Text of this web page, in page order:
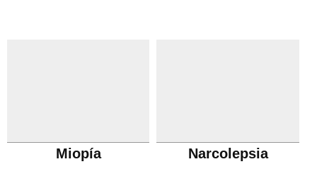
Miopía Narcolepsia